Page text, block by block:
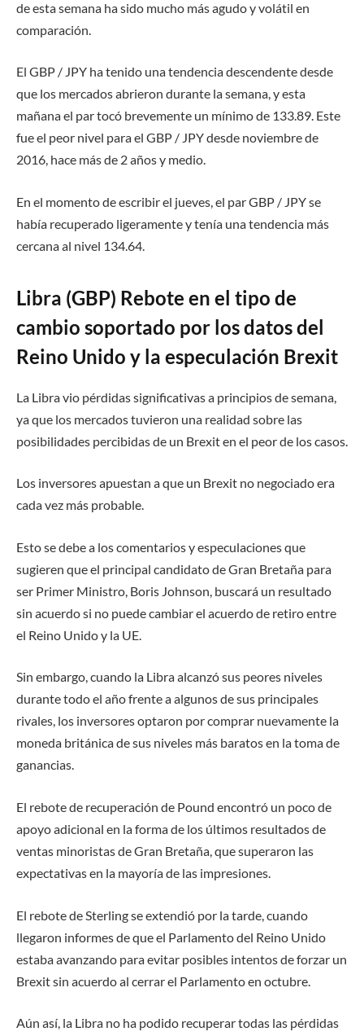
de esta semana ha sido mucho más agudo y volátil en
comparación.
El GBP / JPY ha tenido una tendencia descendente desde
que los mercados abrieron durante la semana, y esta
mañana el par tocó brevemente un mínimo de 133.89. Este
fue el peor nivel para el GBP / JPY desde noviembre de
2016, hace más de 2 años y medio.
En el momento de escribir el jueves, el par GBP / JPY se
había recuperado ligeramente y tenía una tendencia más
cercana al nivel 134.64.
Libra (GBP) Rebote en el tipo de
cambio soportado por los datos del
Reino Unido y la especulación Brexit
La Libra vio pérdidas significativas a principios de semana,
ya que los mercados tuvieron una realidad sobre las
posibilidades percibidas de un Brexit en el peor de los casos.
Los inversores apuestan a que un Brexit no negociado era
cada vez más probable.
Esto se debe a los comentarios y especulaciones que
sugieren que el principal candidato de Gran Bretaña para
ser Primer Ministro, Boris Johnson, buscará un resultado
sin acuerdo si no puede cambiar el acuerdo de retiro entre
el Reino Unido y la UE.
Sin embargo, cuando la Libra alcanzó sus peores niveles
durante todo el año frente a algunos de sus principales
rivales, los inversores optaron por comprar nuevamente la
moneda británica de sus niveles más baratos en la toma de
ganancias.
El rebote de recuperación de Pound encontró un poco de
apoyo adicional en la forma de los últimos resultados de
ventas minoristas de Gran Bretaña, que superaron las
expectativas en la mayoría de las impresiones.
El rebote de Sterling se extendió por la tarde, cuando
llegaron informes de que el Parlamento del Reino Unido
estaba avanzando para evitar posibles intentos de forzar un
Brexit sin acuerdo al cerrar el Parlamento en octubre.
Aún así, la Libra no ha podido recuperar todas las pérdidas